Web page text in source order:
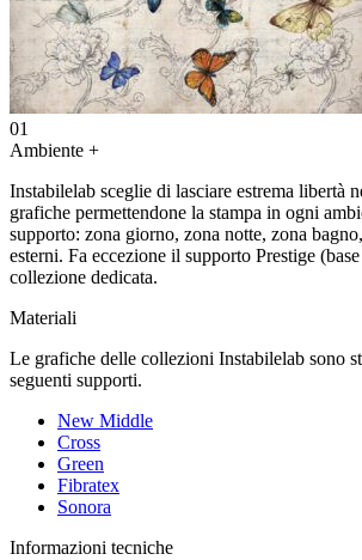
01
Ambiente +
Instabilelab sceglie di lasciare estrema libertà
grafiche permettendone la stampa in ogni
supporto: zona giorno, zona notte, zona
esterni. Fa eccezione il supporto Prestige
collezione dedicata.
Materiali
Le grafiche delle collezioni Instabilelab sono
seguenti supporti.
New Middle
Cross
Green
Fibratex
Sonora
Informazioni tecniche